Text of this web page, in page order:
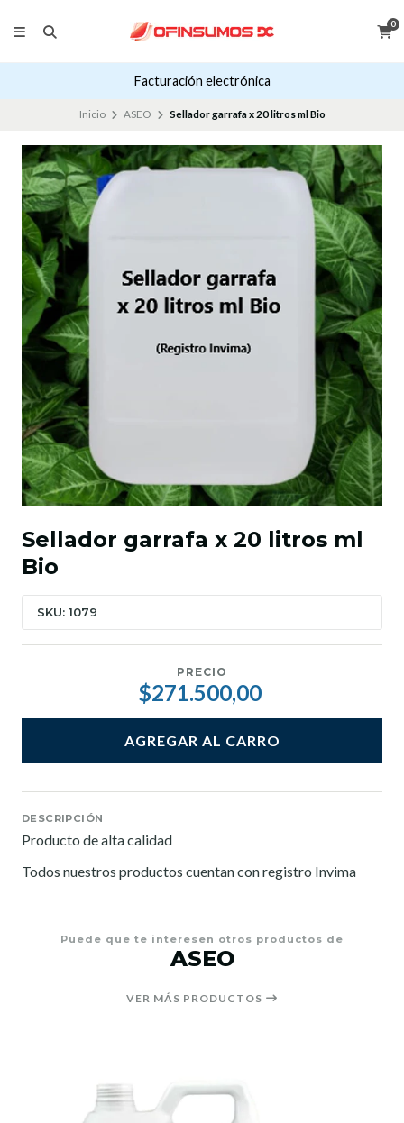
0
Facturación electrónica
Inicio ASEO Sellador garrafa x 20 litros ml Bio
Sellador garrafa x 20 litros ml
Bio
SKU: 1079
PRECIO
$271.500,00
AGREGAR AL CARRO
DESCRIPCIÓN
Producto de alta calidad
Todos nuestros productos cuentan con registro Invima
Puede que te interesen otros productos de
ASEO
VER MÁS PRODUCTOS